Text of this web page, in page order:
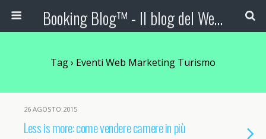
Booking Blog™ - Il blog del Web Marketing Turistico
Tag › Eventi Web Marketing Turismo
26 AGOSTO 2015
Less is more: come vendere camere in più